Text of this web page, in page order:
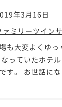
年3月16日
ァミリーツイン
も大変よくゆっ
っていたホテ
す。 お世話に